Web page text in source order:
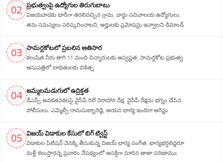
02 ప్ర‌భుత్వంపై ఉద్యోగుల తిరుగుబాటు
విజయవాడకు భారీగా తరలివచ్చిన గ్రామ‌, వార్డు సచివాలయ ఉద్యోగులు.
తమ సమస్యలు పరిష్కరించాలని, అర్హుల‌కు ప్రమోషన్లు ఇవ్వాలని డిమాండ్
03 సామర్లకోటలో ప్రబలిన అతిసార
కలుషిత నీరు తాగి 11 మంది చిన్నారులకు అస్వస్థత. సామర్లకోట ప్రభుత్వ
ఆసుపత్రిలో బాధితులకు చికిత్స
04 జ‌మ్మ‌ల‌మ‌డుగులో ఉద్రిక్త‌త‌
డీఎస్సీ అవ‌క‌త‌వ‌క‌ల‌పై వైసీపీ రిలే నిరాహార‌ దీక్ష‌. వైసీపీ దీక్ష‌ను భ‌గ్నం చేసిన
పోలీసులు. ఎమ్మెల్సీ రామసుబ్బారెడ్డి, ఆయ‌న‌ భార్య ఇందిరా అరెస్టు
05 విజ‌య్ విడాకుల కేసులో బిగ్ ట్విస్ట్‌
విడాకుల‌ పిటిషన్ వెన‌క్కి తీసుకున్న విజ‌య్ భార్య‌ సంగీత. భార్య‌భ‌ర్త‌లిద్ద‌రూ
మళ్లీ కలుస్తారన్న ప్రచారం నేపథ్యంలో ఆస‌క్తిగా మారిన తాజా పరిణామం